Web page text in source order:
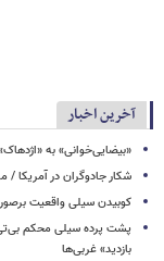
آخرین اخبار
«بیضایی‌خوانی» به
شکار جادوگران در آمریکا /
کوبیدن سیلی واقعیت
پشت پرده سیلی محکم
بازدید» غربی‌ها